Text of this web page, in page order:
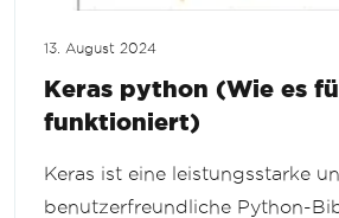
13. August 2024
Keras python (Wie es
funktioniert)
Keras ist eine leistungsstarke
benutzerfreundliche Python-